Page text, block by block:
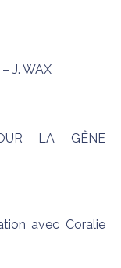
J. WAX
LA GÊNE
avec Coralie